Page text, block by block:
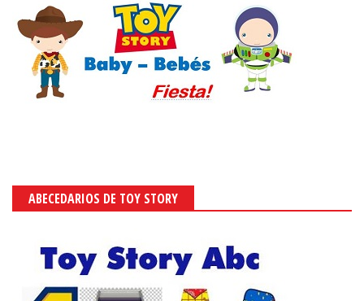
ABECEDARIOS DE TOY STORY